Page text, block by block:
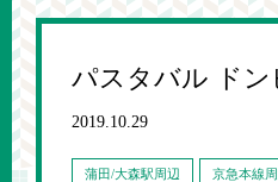
パスタバル ドン
2019.10.29
蒲田/大森駅周辺 京急本線